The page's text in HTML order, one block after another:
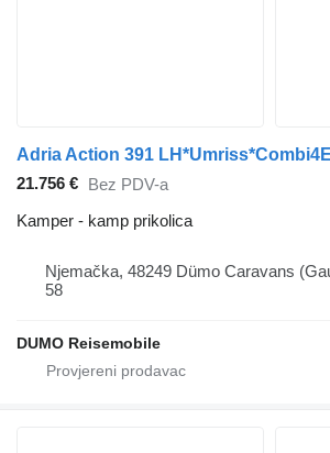
Adria Action 391
21.756 € Bez PDV-a
Kamper - kamp prikolica
Njemačka, 48249 Dümo Caravans (Gausepatt) Gausepatt
58
DUMO Reisemobile